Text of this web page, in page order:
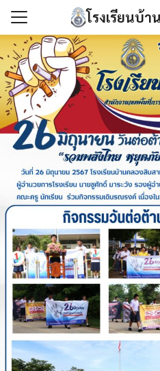
Skip
content
โรงเรียนบ้
ก
เรา
กันการทุจริต
ลยีสารสนเทศ
กสาร
า
Search
for: